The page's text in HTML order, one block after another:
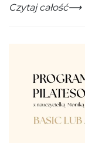
OPEN DAYS W
-Czytaj całość